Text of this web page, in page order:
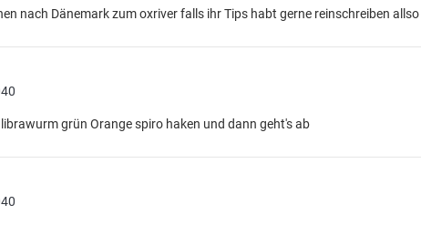
nach Dänemark zum oxriver falls ihr Tips habt gerne reinschreiben
grün Orange spiro haken und dann geht's ab